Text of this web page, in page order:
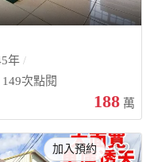
年
149次點閱
188 萬
加入預約